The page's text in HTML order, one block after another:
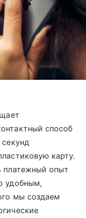
способ
карту.
платежный опыт
удобным,
мы создаем